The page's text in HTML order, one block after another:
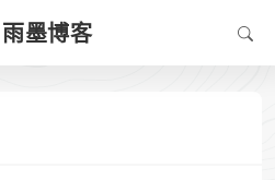
雨墨博客